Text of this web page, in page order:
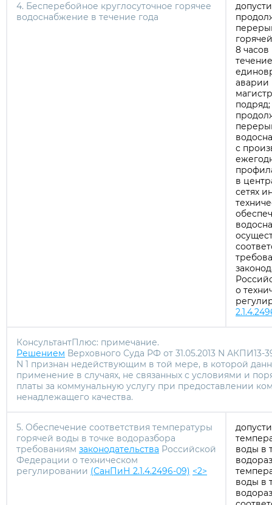
4. Бесперебойное круглосуточное горячее
водоснабжение в течение года
8
аварии
подряд;
с
в
сетях
о
КонсультантПлюс: примечание.
Решением Верховного Суда РФ от 31.05.2013 N АКПИ13-
N 1 признан недействующим в той мере, в которой
применение в случаях, не связанных с условиями и
платы за коммунальную услугу при предоставлении
ненадлежащего качества.
5. Обеспечение соответствия температуры
горячей воды в точке водоразбора
требованиям законодательства Российской
Федерации о техническом
регулировании (СанПиН 2.1.4.2496-09) <2>
воды в
воды в